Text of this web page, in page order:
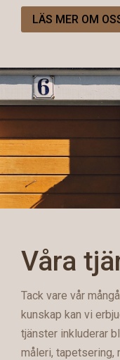
LÄS MER OM
Våra
Tack vare vår
kunskap kan vi
tjänster inkluderar
måleri, tapetsering,